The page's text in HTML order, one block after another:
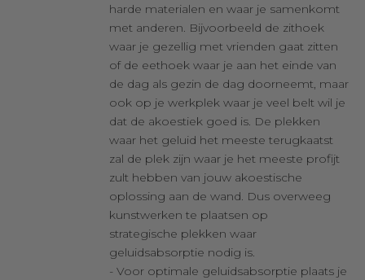
harde materialen en waar je samenkomt
met anderen. Bijvoorbeeld de zithoek
waar je gezellig met vrienden gaat zitten
of de eethoek waar je aan het einde van
de dag als gezin de dag doorneemt, maar
ook op je werkplek waar je veel belt wil je
dat de akoestiek goed is. De plekken
waar het geluid het meeste terugkaatst
zal de plek zijn waar je het meeste profijt
zult hebben van jouw akoestische
oplossing aan de wand. Dus overweeg
kunstwerken te plaatsen op
strategische plekken waar
geluidsabsorptie nodig is.
- Voor optimale geluidsabsorptie plaats je